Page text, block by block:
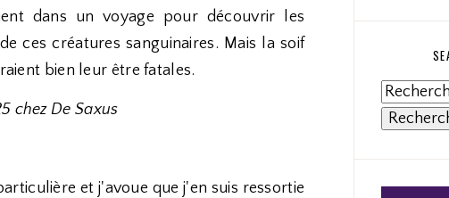
dans un voyage pour découvrir les
ces créatures sanguinaires. Mais la soif
bien leur être fatales.
chez De Saxus
et j'avoue que j'en suis ressortie